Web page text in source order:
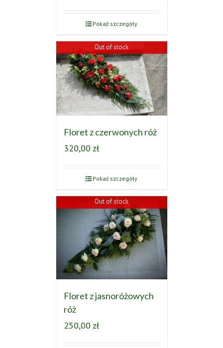
Pokaż szczegóły
Out of stock
Floret z czerwonych róż
320,00 zł
Pokaż szczegóły
Out of stock
Floret z jasnoróżowych
róż
250,00 zł